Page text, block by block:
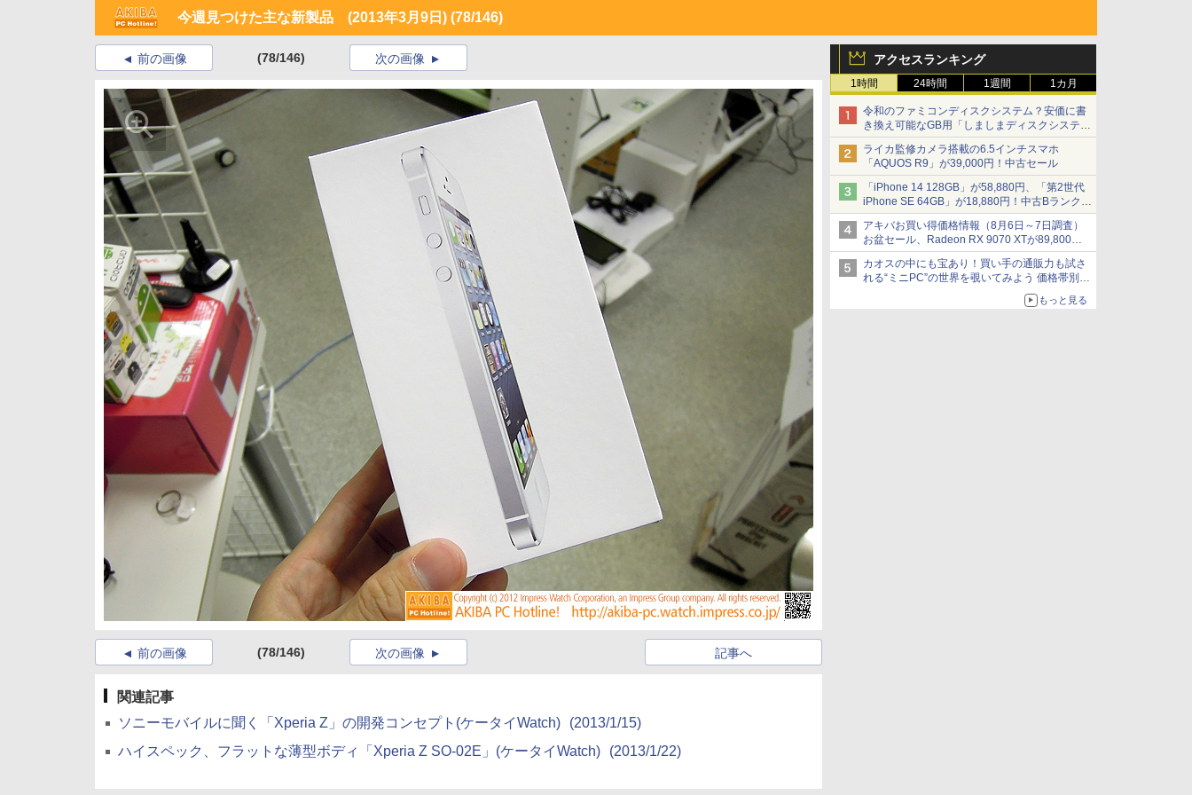
今週見つけた主な新製品 (2013年3月9日) (78/146)
アクセスランキング
1時間 24時間 1週間 1カ月
令和のファミコンディスクシステム？安価に書
き換え可能なGB用「しましまディスクシステ
ム」
ライカ監修カメラ搭載の6.5インチスマホ
「AQUOS R9」が39,000円！中古セール
「iPhone 14 128GB」が58,880円、「第2世代
iPhone SE 64GB」が18,880円！中古Bランク品
セール
アキバお買い得価格情報（8月6日～7日調査）
お盆セール、Radeon RX 9070 XTが89,800
円、水平周波数24.8kHz対応の17型モニターが
9,801円、暑さ指数連動セール ほか
カオスの中にも宝あり！買い手の通販力も試さ
れる“ミニPC”の世界を覗いてみよう 価格帯別に
仕様や特徴を整理、11製品をピックアップ text
もっと見る
前の画像 (78/146) 次の画像
前の画像 (78/146) 記事へ
次の画像
関連記事
ソニーモバイルに聞く「Xperia Z」の開発コンセプト(ケータイWatch)
(2013/1/15)
ハイスペック、フラットな薄型ボディ「Xperia Z SO-02E」(ケータイWatch)
(2013/1/22)